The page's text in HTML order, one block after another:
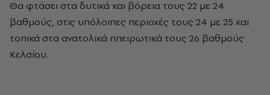
Θα φτάσει στα δυτικά και βόρεια τους 22 με 24
βαθμούς, στις υπόλοιπες περιοχές τους 24 με 25 και
τοπικά στα ανατολικά ηπειρωτικά τους 26 βαθμούς
Κελσίου.